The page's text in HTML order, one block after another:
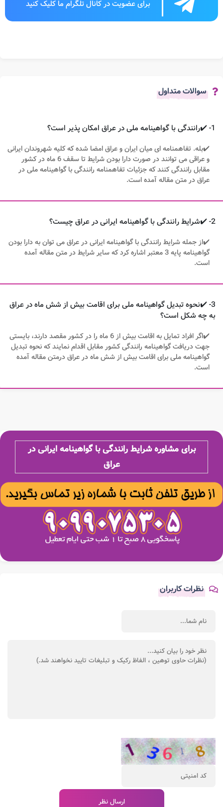
برای عضویت در کانال تلگرام ما کلیک کنید
سوالات متداول
1- ✔️رانندگی با گواهینامه ملی در عراق امکان پذیر است؟
✔️بله. تفاهمنامه ای میان ایران و عراق امضا شده که کلیه شهروندان ایرانی
و عراقی می توانند در صورت دارا بودن شرایط تا سقف 6 ماه در کشور
مقابل رانندگی کنند که جزئیات تفاهمنامه رانندگی با گواهینامه ملی در
عراق در متن مقاله آمده است.
2- ✔️شرایط رانندگی با گواهینامه ایرانی در عراق چیست؟
✔️از جمله شرایط رانندگی با گواهینامه ایرانی در عراق می توان به دارا بودن
گواهینامه پایه 3 معتبر اشاره کرد که سایر شرایط در متن مقاله آمده
است.
3- ✔️نحوه تبدیل گواهینامه ملی برای اقامت بیش از شش ماه در عراق
به چه شکل است؟
✔️اگر افراد تمایل به اقامت بیش از 6 ماه را در کشور مقصد دارند، بایستی
جهت دریافت گواهینامه رانندگی کشور مقابل اقدام نمایند که نحوه تبدیل
گواهینامه ملی برای اقامت بیش از شش ماه در عراق درمتن مقاله آمده
است.
برای مشاوره شرایط رانندگی با گواهینامه ایرانی در
عراق
نظرات کاربران